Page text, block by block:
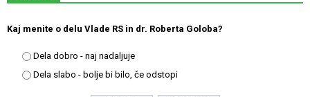
Kaj menite o delu Vlade RS in dr. Roberta Goloba?
Dela dobro - naj nadaljuje
Dela slabo - bolje bi bilo, če odstopi